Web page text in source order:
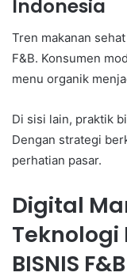
Indonesia
Tren makanan
F&B. Konsumen
menu organik
Di sisi lain, praktik
Dengan strategi
perhatian pasar.
Digital
BISNIS F&B